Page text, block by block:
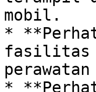
mobil.
*
fasilitas
*